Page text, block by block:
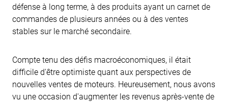
défense à long terme, à des produits ayant un carnet de
commandes de plusieurs années ou à des ventes
stables sur le marché secondaire.
Compte tenu des défis macroéconomiques, il était
difficile d'être optimiste quant aux perspectives de
nouvelles ventes de moteurs. Heureusement, nous avons
vu une occasion d'augmenter les revenus après-vente de